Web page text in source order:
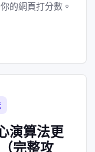
的網頁打分數。
演算法更
完整攻